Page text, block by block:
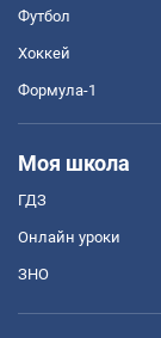
Футбол
Хоккей
Формула-1
Моя школа
ГДЗ
Онлайн уроки
ЗНО